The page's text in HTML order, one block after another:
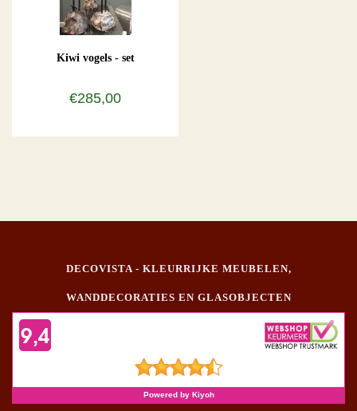
Kiwi vogels - set
€285,00
DECOVISTA - KLEURRIJKE MEUBELEN,
WANDDECORATIES EN GLASOBJECTEN